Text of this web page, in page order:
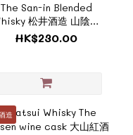
The San-in Blended
松井酒造 山陰調
和日本威士忌
《ZTJ203_BOX》
HK$230.00
造